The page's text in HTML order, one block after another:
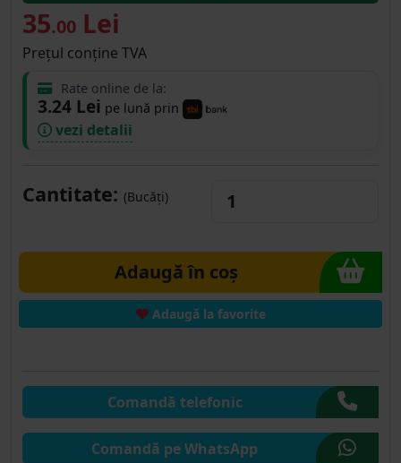
35.00 Lei
Prețul conține TVA
Rate online de la:
3.24 Lei pe lună prin
vezi detalii
Cantitate: (Bucăți)
Adaugă în coș
Adaugă la favorite
Comandă telefonic
Comandă pe WhatsApp